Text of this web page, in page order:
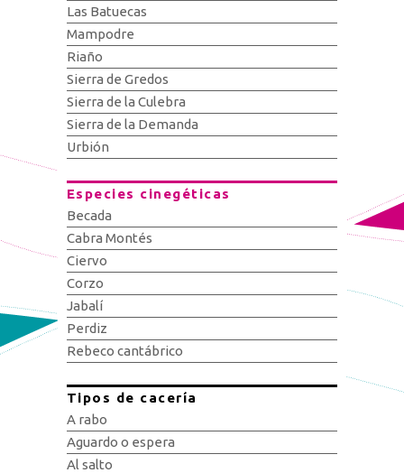
Las Batuecas
Mampodre
Riaño
Sierra de Gredos
Sierra de la Culebra
Sierra de la Demanda
Urbión
Especies cinegéticas
Becada
Cabra Montés
Ciervo
Corzo
Jabalí
Perdiz
Rebeco cantábrico
Tipos de cacería
A rabo
Aguardo o espera
Al salto